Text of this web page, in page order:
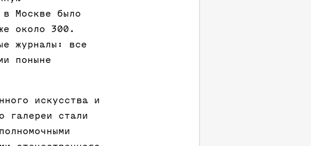
Москве было
около 300.
журналы: все
поныне
искусства и
галереи стали